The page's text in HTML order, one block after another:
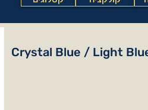
Crystal Blue / Light